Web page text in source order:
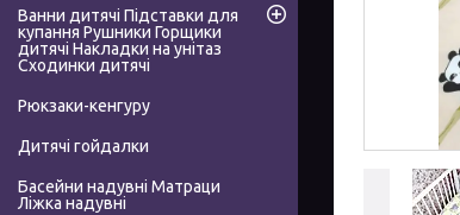
Ванни дитячі Підставки для
купання Рушники Горщики
дитячі Накладки на унітаз
Сходинки дитячі
Рюкзаки-кенгуру
Дитячі гойдалки
Басейни надувні Матраци
Ліжка надувні